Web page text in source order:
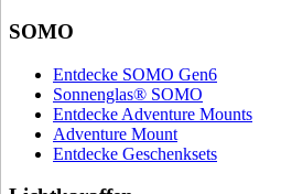
SOMO
Entdecke SOMO Gen6
Sonnenglas® SOMO
Entdecke Adventure Mounts
Adventure Mount
Entdecke Geschenksets